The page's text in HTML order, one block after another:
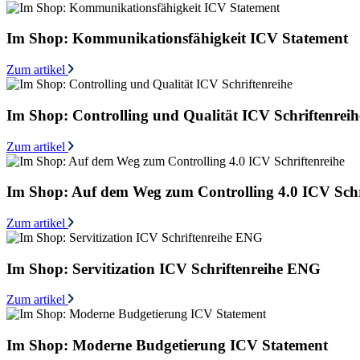
Im Shop: Kommunikationsfähigkeit ICV Statement
Zum artikel
Im Shop: Controlling und Qualität ICV
Zum artikel
Im Shop: Auf dem Weg zum Controlling 4.0 ICV
Zum artikel
Im Shop: Servitization ICV Schriftenreihe ENG
Zum artikel
Im Shop: Moderne Budgetierung ICV Statement